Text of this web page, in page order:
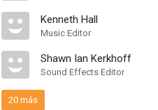
Kenneth Hall
Music Editor
Shawn Ian Kerkhoff
Sound Effects Editor
20 más